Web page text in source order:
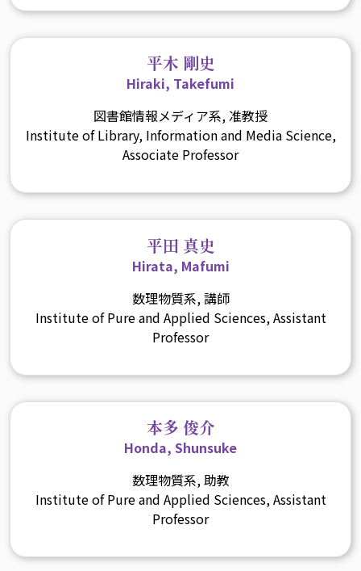
平木 剛史
Hiraki, Takefumi
図書館情報メディア系, 准教授
Institute of Library, Information and Media Science,
Associate Professor
平田 真史
Hirata, Mafumi
数理物質系, 講師
Institute of Pure and Applied Sciences, Assistant
Professor
本多 俊介
Honda, Shunsuke
数理物質系, 助教
Institute of Pure and Applied Sciences, Assistant
Professor